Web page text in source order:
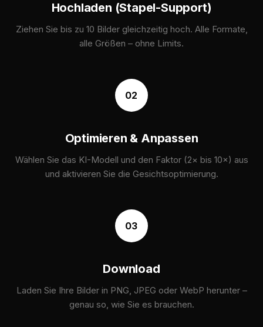
Hochladen (Stapel-Support)
Ziehen Sie bis zu 10 Bilder gleichzeitig hoch. Alle Formate,
alle Größen – ohne Limits.
02
Optimieren & Anpassen
Wählen Sie das KI-Modell und den Faktor (2× bis 10×) aus
und aktivieren Sie die Gesichtsoptimierung.
03
Download
Laden Sie Ihre Bilder in PNG, JPEG oder WebP herunter –
genau so, wie Sie es brauchen.